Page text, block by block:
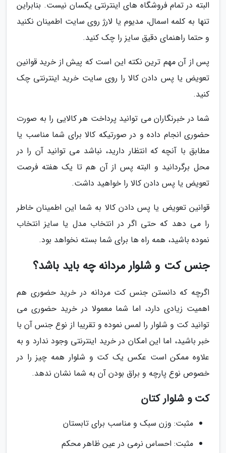
البته در تمام فروشگاه های اینترنتی یکسان نیست. بنابراین
تنها به کلمه اسمال، مدیوم یا لارژ روی سایت اطمینان نکنید
و حتما راهنمای دقیق سایز را چک کنید.
پس از آن مهم ترین نکته این است که پیش از خرید قوانین
تعویض یا پس دادن کالا را روی سایت خرید اینترنتی چک
کنید.
شما در خبرنگاران می توانید پرداخت هر کالایی را به صورت
حضوری انجام داده و در صورتیکه کالا برای شما مناسب یا
مطابق با آنچه که انتظار دارید، نباشد می توانید آن را در
محل برگردانید و البته پس از آن هم تا یک هفته فرصت
تعویض یا پس دادن کالا را خواهید داشت.
قوانین تعویض یا پس دادن کالا به شما این اطمینان خاطر
را می دهد که حتی اگر در انتخاب مدل یا سایز انتخاب
نموده باشید، همه راه ها برای شما بسته نخواهد بود.
جنس کت و شلوار مردانه چه باید باشد؟
اگرچه که دانستن جنس کت مردانه در خرید حضوری هم
اهمیت زیادی دارد، اما شما معمولا در خرید حضوری می
توانید کت و شلوار را لمس نموده و تقریبا از نوع جنس آن با
خبر باشید، اما این امکان در خرید اینترنتی وجود ندارد و به
علاوه ممکن است عکس یک کت و شلوار همه چیز را در
خصوص نوع پارچه و براق بودن آن به شما نشان ندهد.
کت و شلوار کتان
مثبت: وزن سبک و مناسب برای تابستان
مثبت: احساس نرمی در عین ظاهر محکم